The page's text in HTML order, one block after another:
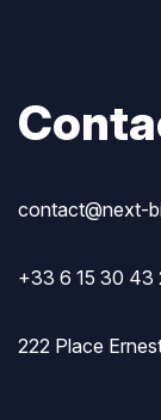
contact@next-
+33 6 15 30 43
222 Place